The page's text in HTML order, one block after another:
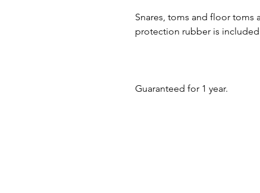
Snares, toms and floor toms
protection rubber is
Guaranteed for 1 year.